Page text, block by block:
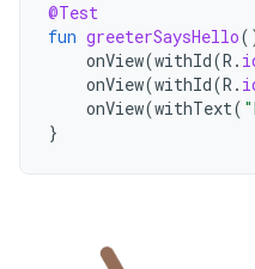
@Test
fun greeterSaysHello
onView(withId(R .
onView(withId(R .
onView(withText(
}